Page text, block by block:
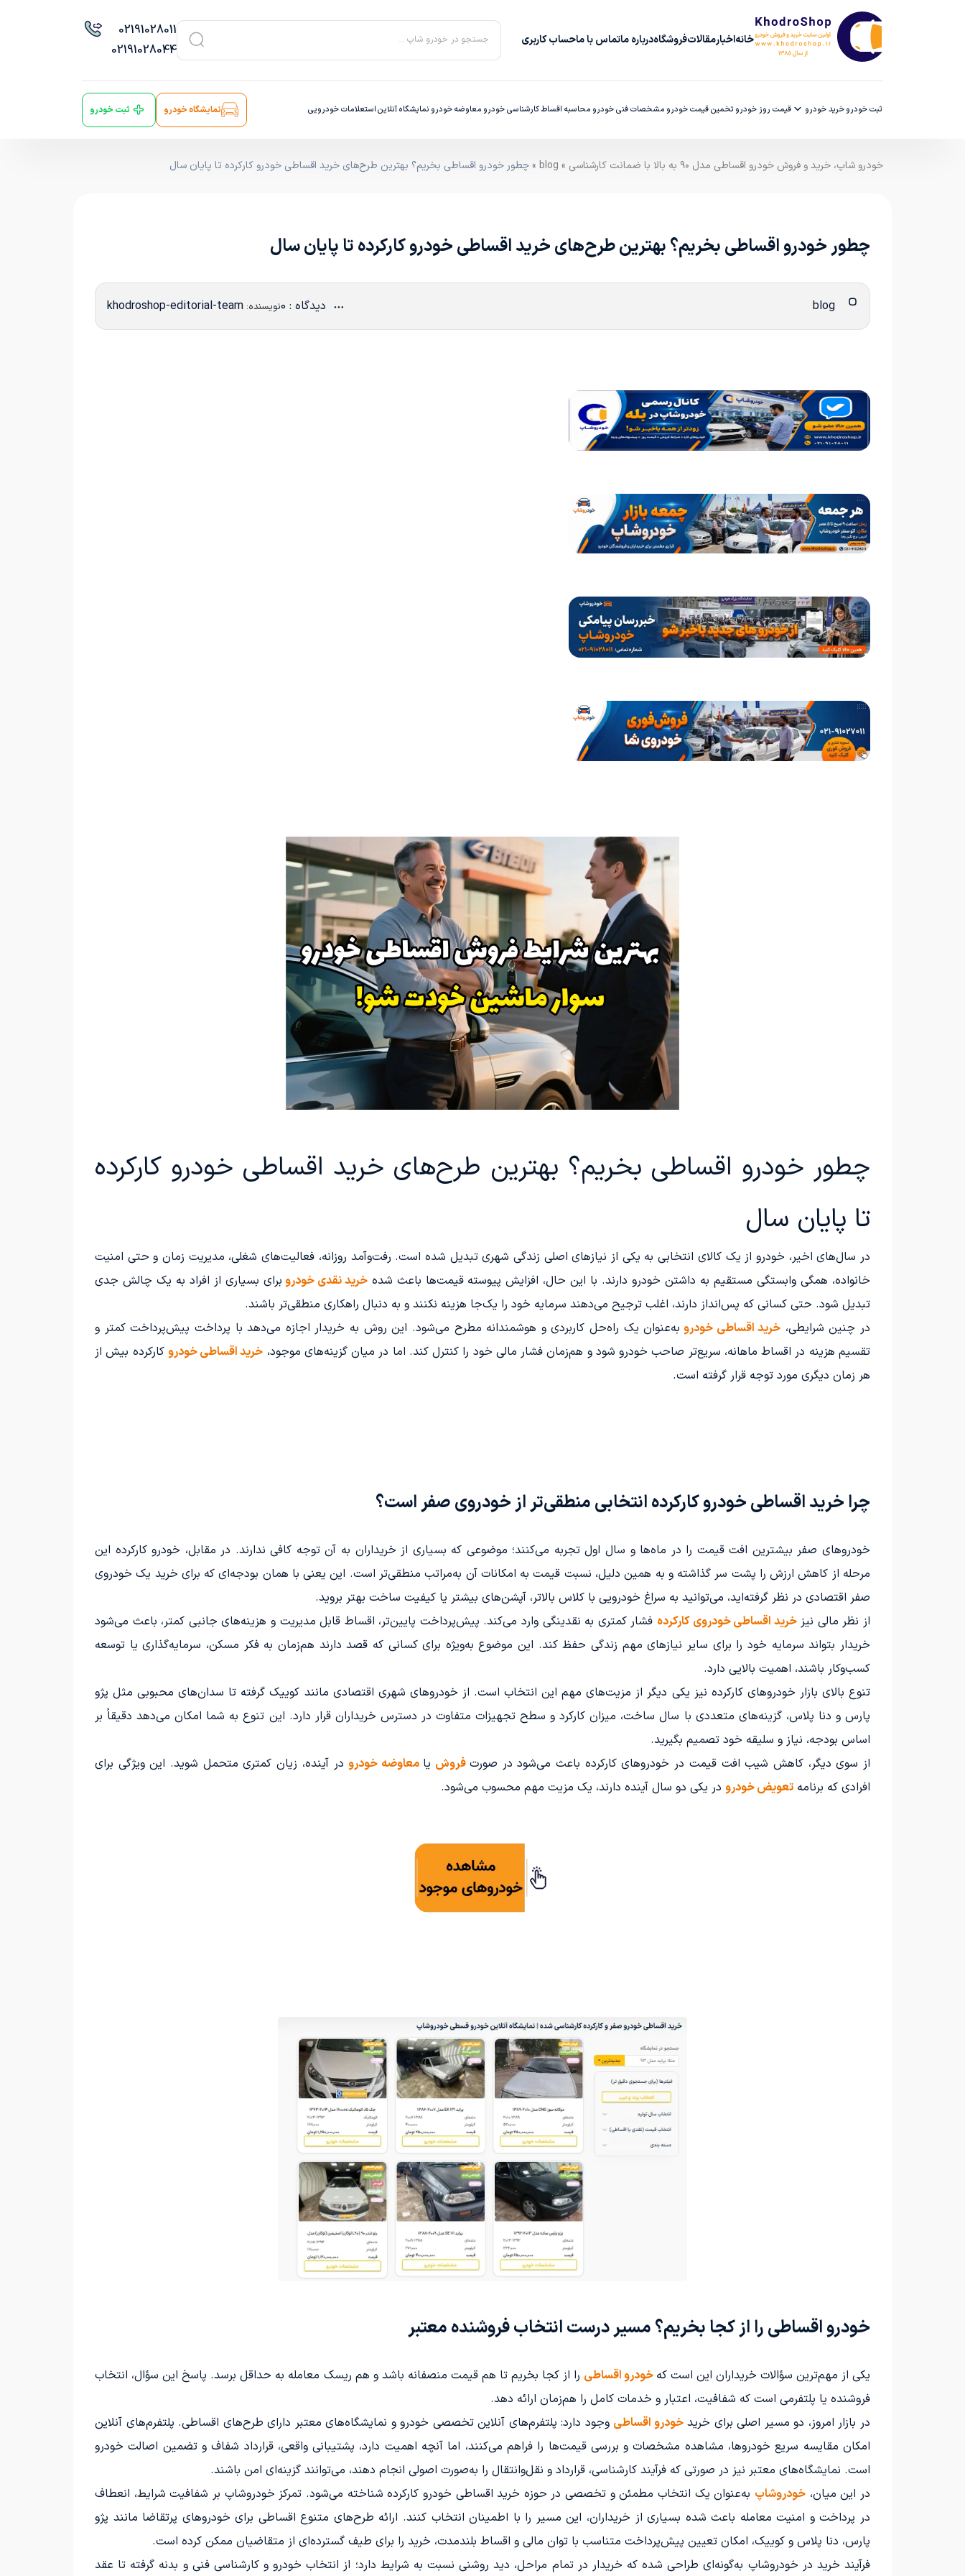
خانهاخبارمقالاتفروشگاهدرباره‌ ماتماس با ماحساب کاربری جستجو در خودرو شاپ ...
02191028011
02191028044
ثبت خودروخرید خودرو قیمت روز خودرو تخمین قیمت خودرو مشخصات فنی خودرو محاسبه اقساطکارشناسی خودرو معاوضه خودرو نمایشگاه آنلایناستعلامات خودرویی نمایشگاه خودرو ثبت خودرو
خودرو شاپ، خرید و فروش خودرو اقساطی مدل ۹۰ به بالا با ضمانت کارشناسی »
blog » چطور خودرو اقساطی بخریم؟ بهترین طرح‌های خرید اقساطی خودرو کارکرده تا پایان سال
چطور خودرو اقساطی بخریم؟ بهترین طرح‌های خرید اقساطی خودرو کارکرده تا پایان سال
دیدگاه : 0 نویسنده: khodroshop-editorial-team
چطور خودرو اقساطی بخریم؟ بهترین طرح‌های خرید اقساطی خودرو کارکرده
تا پایان سال
در سال‌های اخیر، خودرو از یک کالای انتخابی به یکی از نیازهای اصلی زندگی شهری تبدیل شده است. رفت‌وآمد روزانه، فعالیت‌های شغلی، مدیریت زمان و حتی امنیت
خانواده، همگی وابستگی مستقیم به داشتن خودرو دارند. با این حال، افزایش پیوسته قیمت‌ها باعث شدهخرید نقدی خودرو برای بسیاری از افراد به یک چالش جدی
تبدیل شود. حتی کسانی که پس‌انداز دارند، اغلب ترجیح می‌دهند سرمایه خود را یک‌جا هزینه نکنند و به دنبال راهکاری منطقی‌تر باشند.
در چنین شرایطی، خرید اقساطی خودرو به‌عنوان یک راه‌حل کاربردی و هوشمندانه مطرح می‌شود. این روش به خریدار اجازه می‌دهد با پرداخت پیش‌پرداخت کمتر و
تقسیم هزینه در اقساط ماهانه، سریع‌تر صاحب خودرو شود و هم‌زمان فشار مالی خود را کنترل کند. اما در میان گزینه‌های موجود، خرید اقساطی خودرو کارکرده بیش از
هر زمان دیگری مورد توجه قرار گرفته است.
چرا خرید اقساطی خودرو کارکرده انتخابی منطقی‌تر از خودروی صفر است؟
خودروهای صفر بیشترین افت قیمت را در ماه‌ها و سال اول تجربه می‌کنند؛ موضوعی که بسیاری از خریداران به آن توجه کافی ندارند. در مقابل، خودرو کارکرده این
مرحله از کاهش ارزش را پشت سر گذاشته و به همین دلیل، نسبت قیمت به امکانات آن به‌مراتب منطقی‌تر است. این یعنی با همان بودجه‌ای که برای خرید یک خودروی
صفر اقتصادی در نظر گرفته‌اید، می‌توانید به سراغ خودرویی با کلاس بالاتر، آپشن‌های بیشتر یا کیفیت ساخت بهتر بروید.
از نظر مالی نیزخرید اقساطی خودروی کارکرده فشار کمتری به نقدینگی وارد می‌کند. پیش‌پرداخت پایین‌تر، اقساط قابل مدیریت و هزینه‌های جانبی کمتر، باعث می‌شود
خریدار بتواند سرمایه خود را برای سایر نیازهای مهم زندگی حفظ کند. این موضوع به‌ویژه برای کسانی که قصد دارند هم‌زمان به فکر مسکن، سرمایه‌گذاری یا توسعه
کسب‌وکار باشند، اهمیت بالایی دارد.
تنوع بالای بازار خودروهای کارکرده نیز یکی دیگر از مزیت‌های مهم این انتخاب است. از خودروهای شهری اقتصادی مانند کوییک گرفته تا سدان‌های محبوبی مثل پژو
پارس و دنا پلاس، گزینه‌های متعددی با سال ساخت، میزان کارکرد و سطح تجهیزات متفاوت در دسترس خریداران قرار دارد. این تنوع به شما امکان می‌دهد دقیقاً بر
اساس بودجه، نیاز و سلیقه خود تصمیم بگیرید.
از سوی دیگر، کاهش شیب افت قیمت در خودروهای کارکرده باعث می‌شود در صورتفروش یا معاوضه خودرودر آینده، زیان کمتری متحمل شوید. این ویژگی برای
افرادی که برنامه تعویض خودرو در یکی دو سال آینده دارند، یک مزیت مهم محسوب می‌شود.
خودرو اقساطی را از کجا بخریم؟ مسیر درست انتخاب فروشنده معتبر
یکی از مهم‌ترین سؤالات خریداران این است که خودرو اقساطی را از کجا بخریم تا هم قیمت منصفانه باشد و هم ریسک معامله به حداقل برسد. پاسخ این سؤال، انتخاب
فروشنده یا پلتفرمی است که شفافیت، اعتبار و خدمات کامل را هم‌زمان ارائه دهد.
در بازار امروز، دو مسیر اصلی برای خریدخودرو اقساطی وجود دارد: پلتفرم‌های آنلاین تخصصی خودرو و نمایشگاه‌های معتبر دارای طرح‌های اقساطی. پلتفرم‌های آنلاین
امکان مقایسه سریع خودروها، مشاهده مشخصات و بررسی قیمت‌ها را فراهم می‌کنند، اما آنچه اهمیت دارد، پشتیبانی واقعی، قرارداد شفاف و تضمین اصالت خودرو
است. نمایشگاه‌های معتبر نیز در صورتی که فرآیند کارشناسی، قرارداد و نقل‌وانتقال را به‌صورت اصولی انجام دهند، می‌توانند گزینه‌ای امن باشند.
در این میان، خودروشاپ به‌عنوان یک انتخاب مطمئن و تخصصی در حوزه خرید اقساطی خودرو کارکرده شناخته می‌شود. تمرکز خودروشاپ بر شفافیت شرایط، انعطاف
در پرداخت و امنیت معامله باعث شده بسیاری از خریداران، این مسیر را با اطمینان انتخاب کنند. ارائه طرح‌های متنوع اقساطی برای خودروهای پرتقاضا مانند پژو
پارس، دنا پلاس و کوییک، امکان تعیین پیش‌پرداخت متناسب با توان مالی و اقساط بلندمدت، خرید را برای طیف گسترده‌ای از متقاضیان ممکن کرده است.
فرآیند خرید در خودروشاپ به‌گونه‌ای طراحی شده که خریدار در تمام مراحل، دید روشنی نسبت به شرایط دارد؛ از انتخاب خودرو و کارشناسی فنی و بدنه گرفته تا عقد